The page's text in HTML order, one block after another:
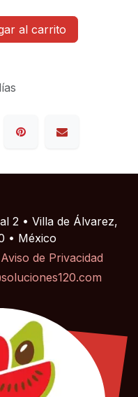
al carrito
2 • Villa de Álvarez,
• México
Aviso de Privacidad